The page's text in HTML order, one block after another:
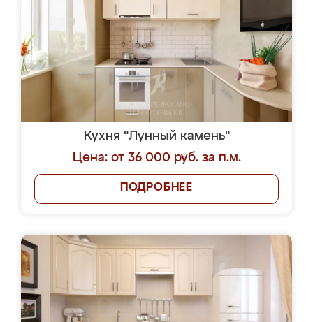
Кухня "Лунный камень"
Цена: от 36 000 руб. за п.м.
ПОДРОБНЕЕ